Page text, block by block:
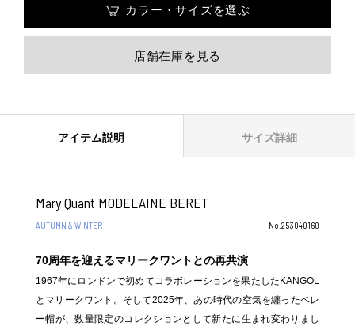
カラー・サイズを選ぶ
店舗在庫を見る
アイテム説明 サイズ詳細
Mary Quant MODELAINE BERET
AUTUMN & WINTER No.253040160
70周年を迎えるマリークワントとの再共演
1967年にロンドンで初めてコラボレーションを果たしたKANGOL
とマリークワント。そして2025年、あの時代の空気を纏ったベレ
ー帽が、数量限定のコレクションとして新たに生まれ変わりまし